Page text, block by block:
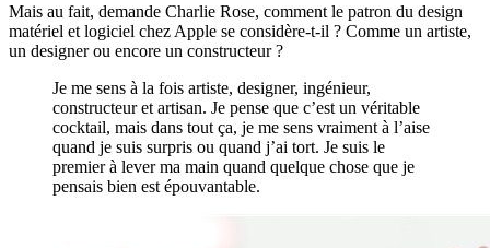
Mais au fait, demande Charlie Rose, comment le patron du design
matériel et logiciel chez Apple se considère-t-il ? Comme un artiste,
un designer ou encore un constructeur ?
Je me sens à la fois artiste, designer, ingénieur,
constructeur et artisan. Je pense que c’est un véritable
cocktail, mais dans tout ça, je me sens vraiment à l’aise
quand je suis surpris ou quand j’ai tort. Je suis le
premier à lever ma main quand quelque chose que je
pensais bien est épouvantable.